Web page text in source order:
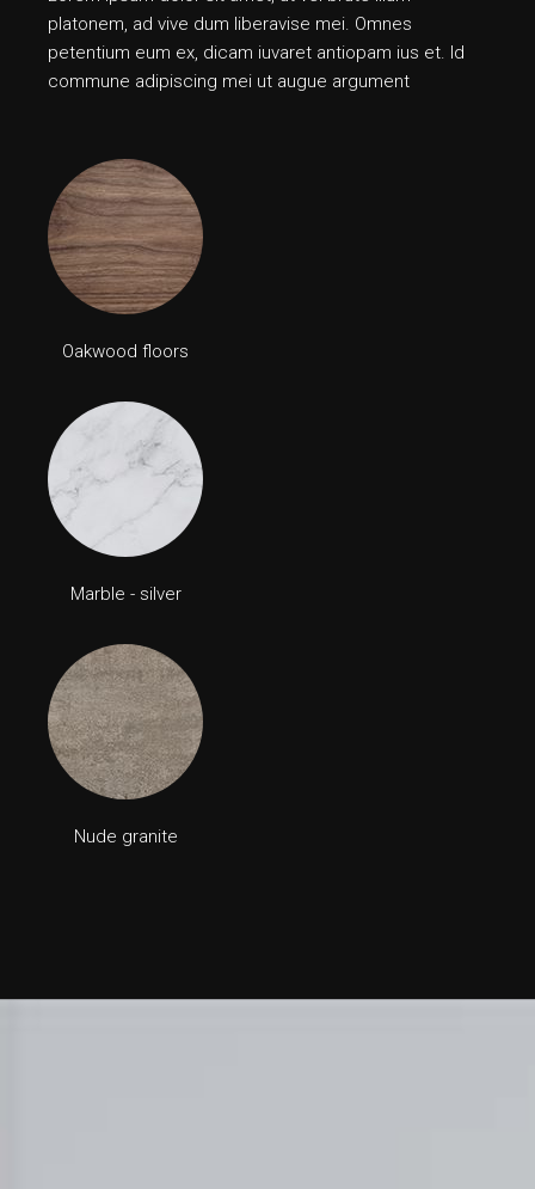
platonem, ad vive dum liberavise mei. Omnes
petentium eum ex, dicam iuvaret antiopam ius et. Id
commune adipiscing mei ut augue argument
Oakwood floors
Marble - silver
Nude granite